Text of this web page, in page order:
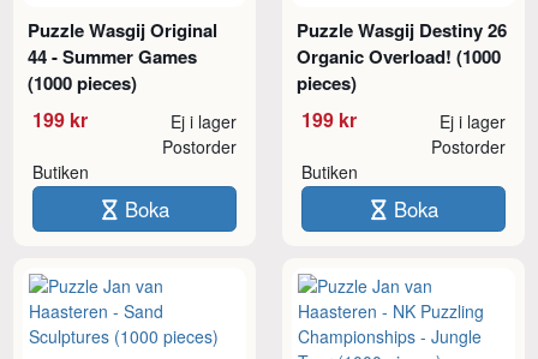
Puzzle Wasgij Original
44 - Summer Games
(1000 pieces)
199 kr Ej i lager
Butiken
Postorder
Boka
Puzzle Wasgij Destiny 26
Organic Overload! (1000
pieces)
199 kr Ej i lager
Butiken
Postorder
Boka